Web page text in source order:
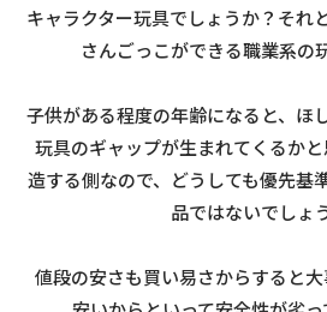
キャラクター玩具でしょうか？それ
さんごっこができる職業系の
子供がある程度の年齢になると、ほ
玩具のギャップが生まれてくるか
造する側なので、どうしても優先基
品ではないでしょ
値段の安さも買い易さからすると大